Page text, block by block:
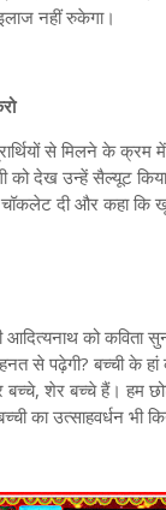
नहीं रुकेगा।
से मिलने के
को देख उन्हें सैल्यूट
दी और कहा कि
को कविता
से पढ़ेगी? बच्ची के
बच्चे, शेर बच्चे हैं। हम
का उत्साहवर्धन भी